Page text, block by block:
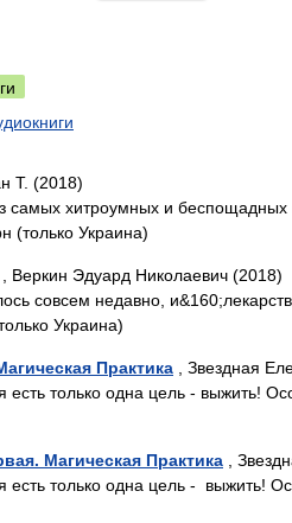
Т. (2018)
хитроумных и беспощадных
(только Украина)
, Веркин Эдуард Николаевич (2018)
совсем недавно,
Украина)
Практика , Звездная
есть только одна цель - выжить!
Магическая Практика ,
есть только одна цель - выжить!